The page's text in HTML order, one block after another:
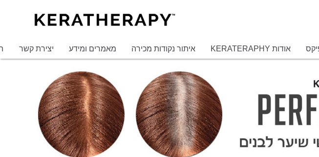
אודות KERATERAPHY איתור נקודות מכירה מאמרים ומידע יצירת קשר